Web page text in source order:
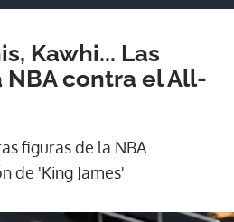
Kawhi... Las
contra el All-
figuras de la NBA
de 'King James'